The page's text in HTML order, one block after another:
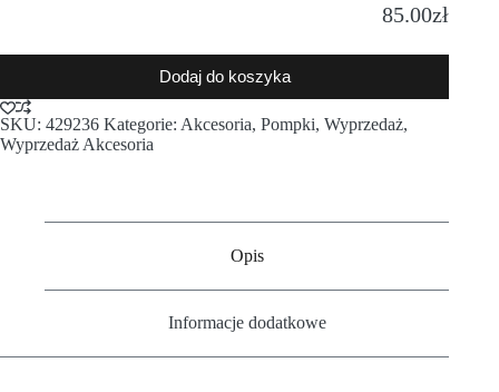
85.00zł
Dodaj do koszyka
SKU: 429236 Kategorie: Akcesoria, Pompki, Wyprzedaż,
Wyprzedaż Akcesoria
Opis
Informacje dodatkowe